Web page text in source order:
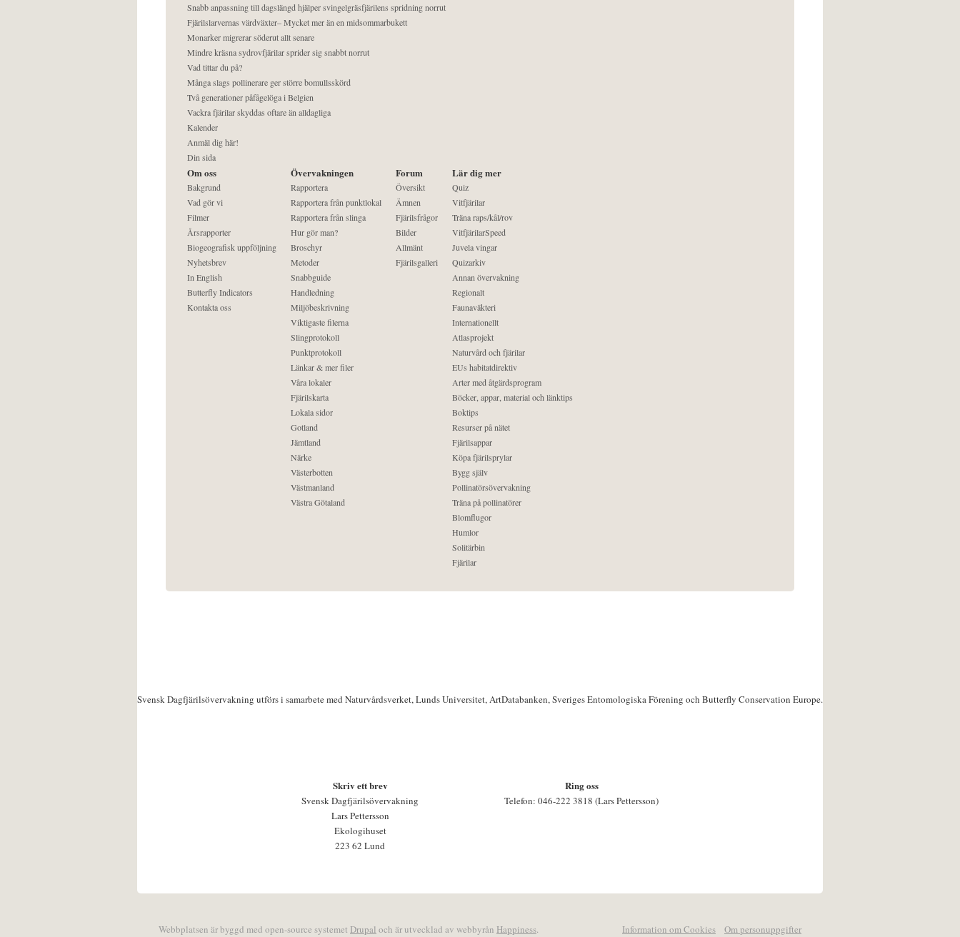
Snabb anpassning till dagslängd hjälper svingelgräsfjärilens spridning norrut
Fjärilslarvernas värdväxter– Mycket mer än en midsommarbukett
Monarker migrerar söderut allt senare
Mindre kräsna sydrovfjärilar sprider sig snabbt norrut
Vad tittar du på?
Många slags pollinerare ger större bomullsskörd
Två generationer påfågelöga i Belgien
Vackra fjärilar skyddas oftare än alldagliga
Kalender
Anmäl dig här!
Din sida
Om oss
Bakgrund
Vad gör vi
Filmer
Årsrapporter
Biogeografisk uppföljning
Nyhetsbrev
In English
Butterfly Indicators
Kontakta oss
Övervakningen
Rapportera
Rapportera från punktlokal
Rapportera från slinga
Hur gör man?
Broschyr
Metoder
Snabbguide
Handledning
Miljöbeskrivning
Viktigaste filerna
Slingprotokoll
Punktprotokoll
Länkar & mer filer
Våra lokaler
Fjärilskarta
Lokala sidor
Gotland
Jämtland
Närke
Västerbotten
Västmanland
Västra Götaland
Forum
Översikt
Ämnen
Fjärilsfrågor
Bilder
Allmänt
Fjärilsgalleri
Lär dig mer
Quiz
Vitfjärilar
Träna raps/kål/rov
VitfjärilarSpeed
Juvela vingar
Quizarkiv
Annan övervakning
Regionalt
Faunaväkteri
Internationellt
Atlasprojekt
Naturvård och fjärilar
EUs habitatdirektiv
Arter med åtgärdsprogram
Böcker, appar, material och länktips
Boktips
Resurser på nätet
Fjärilsappar
Köpa fjärilsprylar
Bygg själv
Pollinatörsövervakning
Träna på pollinatörer
Blomflugor
Humlor
Solitärbin
Fjärilar
Svensk Dagfjärilsövervakning utförs i samarbete med Naturvårdsverket, Lunds Universitet, ArtDatabanken, Sveriges Entomologiska Förening och Butterfly Conservation Europe.
Skriv ett brev
Svensk Dagfjärilsövervakning
Lars Pettersson
Ekologihuset
223 62 Lund
Ring oss
Telefon: 046-222 3818 (Lars Pettersson)
Webbplatsen är byggd med open-source systemet Drupal och är utvecklad av webbyrån Happiness. Information om Cookies Om personuppgifter